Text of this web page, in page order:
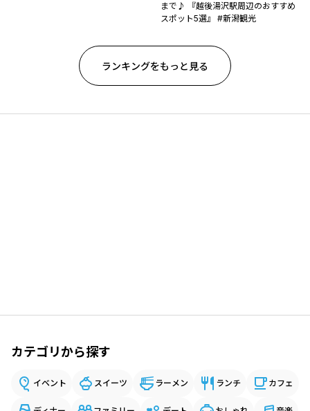
まで♪ 『越後湯沢駅周辺のおすすめ
スポット5選』 #新潟観光
ランキングをもっと見る
カテゴリから探す
イベント スイーツ ラーメン ランチ カフェ